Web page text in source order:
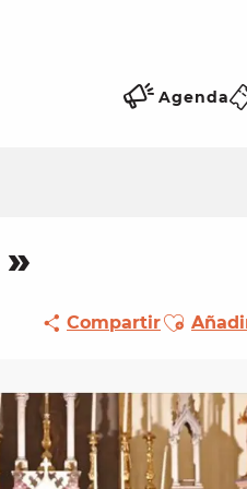
Agenda
CompartirAjouter